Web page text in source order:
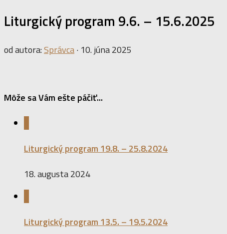
Liturgický program 9.6. – 15.6.2025
od autora:Správca· 10. júna 2025
Môže sa Vám ešte páčiť...
Liturgický program 19.8. – 25.8.2024
18. augusta 2024
Liturgický program 13.5. – 19.5.2024